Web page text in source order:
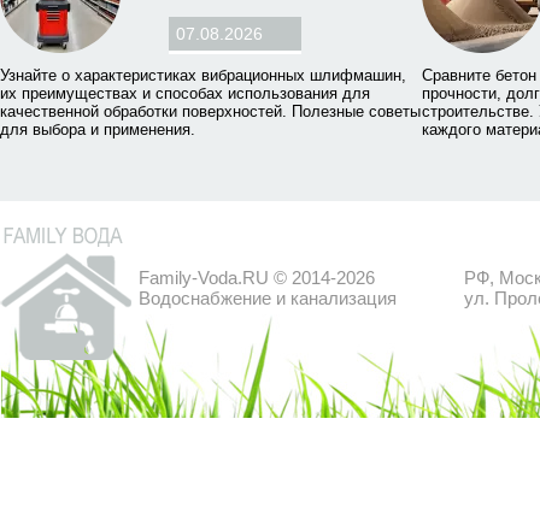
07.08.2026
Узнайте о характеристиках вибрационных шлифмашин,
их преимуществах и способах использования для
качественной обработки поверхностей. Полезные советы
для выбора и применения.
Сравните
прочности,
каждого
Family-Voda.RU © 2014-2026
Водоснабжение и канализация
РФ,
ул.